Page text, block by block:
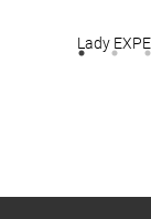
Lady